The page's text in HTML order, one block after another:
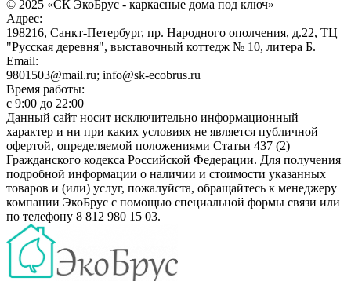
© 2025 «СК ЭкоБрус - каркасные дома под ключ»
Адрес:
198216, Санкт-Петербург, пр. Народного ополчения, д.22, ТЦ
"Русская деревня", выставочный коттедж № 10, литера Б.
Email:
9801503@mail.ru; info@sk-ecobrus.ru
Время работы:
c 9:00 до 22:00
Данный сайт носит исключительно информационный
характер и ни при каких условиях не является публичной
офертой, определяемой положениями Статьи 437 (2)
Гражданского кодекса Российской Федерации. Для получения
подробной информации о наличии и стоимости указанных
товаров и (или) услуг, пожалуйста, обращайтесь к менеджеру
компании ЭкоБрус с помощью специальной формы связи или
по телефону 8 812 980 15 03.